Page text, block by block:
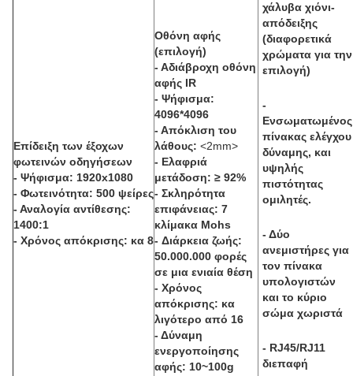
Επίδειξη των έξοχων
φωτεινών οδηγήσεων
- Ψήφισμα: 1920x1080
- Φωτεινότητα: 500 ψείρες
- Αναλογία αντίθεσης:
1400:1
- Χρόνος απόκρισης: κα 8
Οθόνη αφής
(επιλογή)
- Αδιάβροχη οθόνη
αφής IR
- Ψήφισμα:
4096*4096
- Απόκλιση του
λάθους: <2mm>
- Ελαφριά
μετάδοση: ≥ 92%
- Σκληρότητα
επιφάνειας: 7
κλίμακα Mohs
- Διάρκεια ζωής:
50.000.000 φορές
σε μια ενιαία θέση
- Χρόνος
απόκρισης: κα
λιγότερο από 16
- Δύναμη
ενεργοποίησης
αφής: 10~100g
χάλυβα χιόνι-
απόδειξης
(διαφορετικά
χρώματα για την
επιλογή)
-
Ενσωματωμένος
πίνακας ελέγχου
δύναμης, και
υψηλής
πιστότητας
ομιλητές.
- Δύο
ανεμιστήρες για
τον πίνακα
υπολογιστών
και το κύριο
σώμα χωριστά
- RJ45/RJ11
διεπαφή